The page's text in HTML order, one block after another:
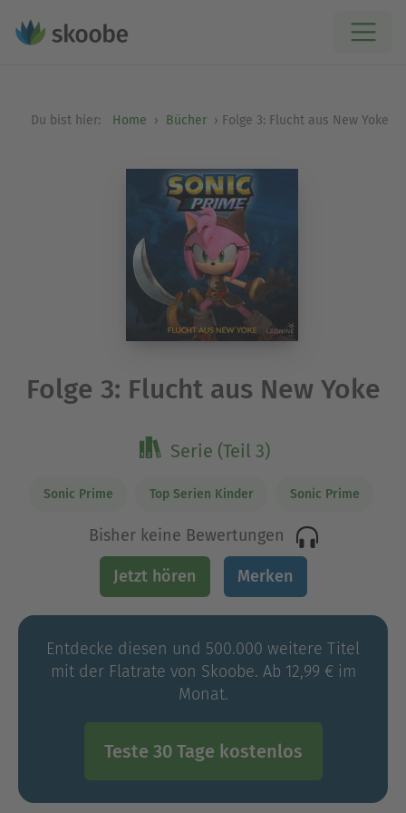
Du bist hier: Home Bücher Folge 3: Flucht aus New Yoke
Folge 3: Flucht aus New Yoke
Serie (Teil 3)
Sonic Prime Top Serien Kinder Sonic Prime
Bisher keine Bewertungen
Jetzt hören Merken
Entdecke diesen und 500.000 weitere Titel
mit der Flatrate von Skoobe. Ab 12,99 € im
Monat.
Teste 30 Tage kostenlos